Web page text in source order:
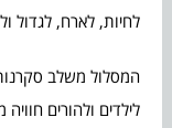
לחיות, לארח, לגדול
המסלול משלב
לילדים ולהורים